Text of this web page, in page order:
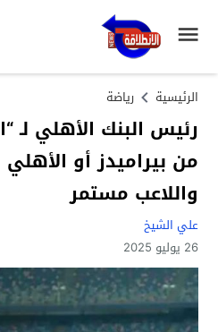
الرئيسية رياضة
رئيس البنك الأهلي لـ
من بيراميدز أو
واللاعب مستمر
علي الشيخ
26 يوليو 2025